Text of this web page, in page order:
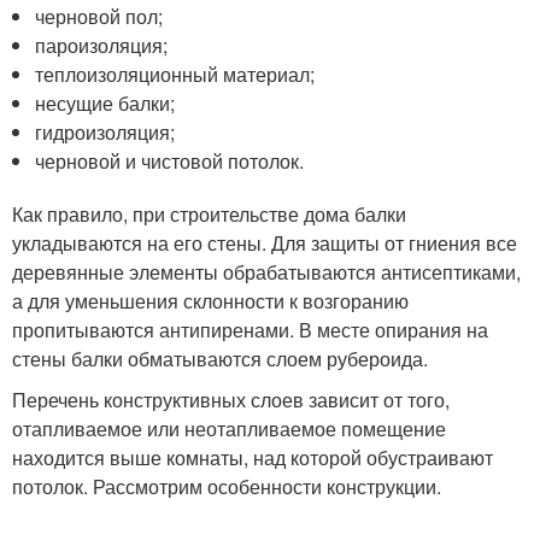
черновой пол;
пароизоляция;
теплоизоляционный материал;
несущие балки;
гидроизоляция;
черновой и чистовой потолок.
Как правило, при строительстве дома балки
укладываются на его стены. Для защиты от гниения все
деревянные элементы обрабатываются антисептиками,
а для уменьшения склонности к возгоранию
пропитываются антипиренами. В месте опирания на
стены балки обматываются слоем рубероида.
Перечень конструктивных слоев зависит от того,
отапливаемое или неотапливаемое помещение
находится выше комнаты, над которой обустраивают
потолок. Рассмотрим особенности конструкции.